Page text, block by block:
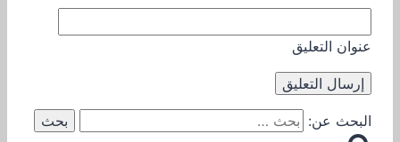
عنوان التعليق
البحث عن: